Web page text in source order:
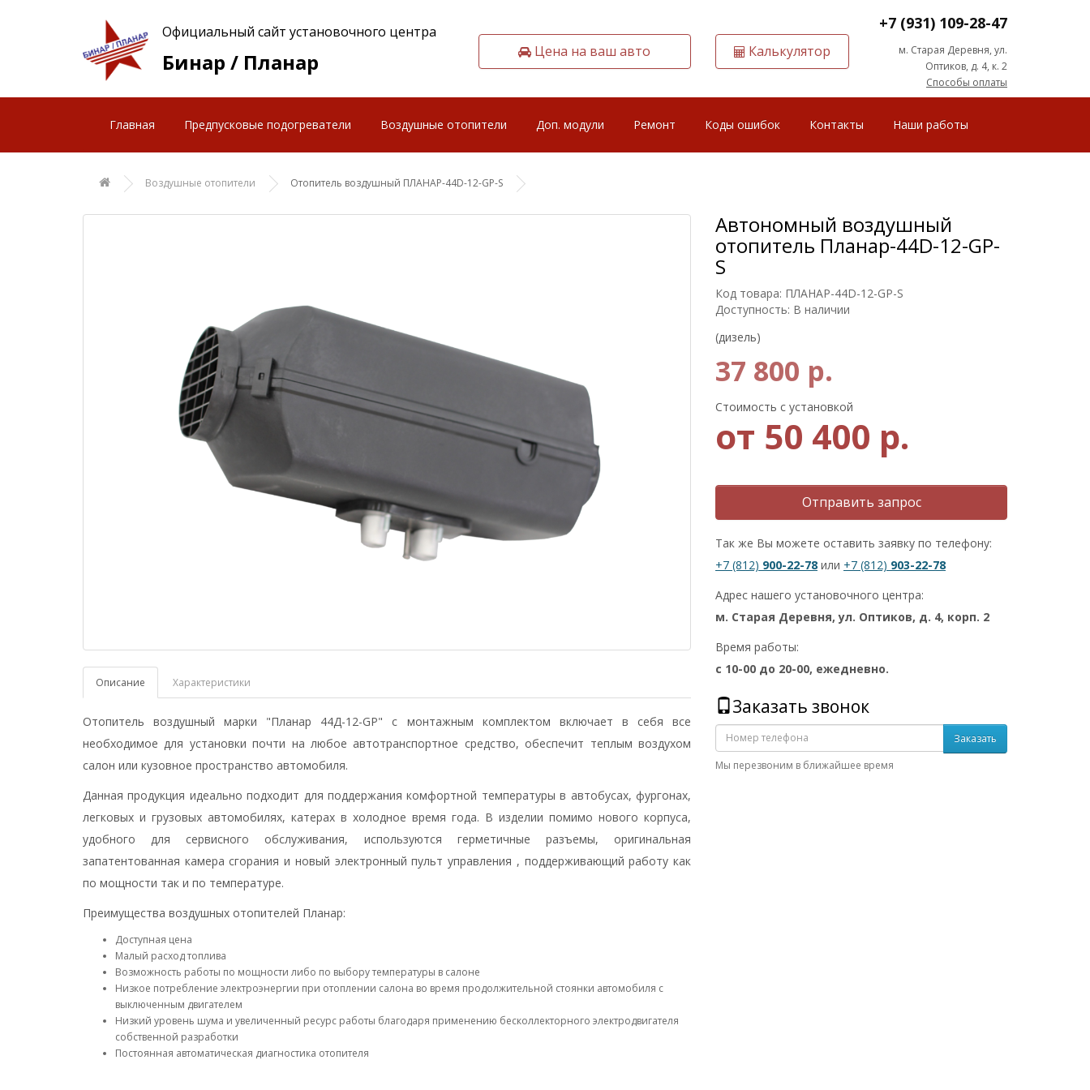
Официальный сайт установочного центра
Бинар / Планар Цена на ваш авто Калькулятор
+7 (931) 109-28-47
м. Старая Деревня, ул.
Оптиков, д. 4, к. 2
Способы оплаты
Главная Предпусковые подогреватели Воздушные отопители Доп. модули Ремонт Коды ошибок Контакты Наши работы
Воздушные отопители Отопитель воздушный ПЛАНАР-44D-12-GP-S
Описание Характеристики
Отопитель воздушный марки "Планар 44Д-12-GP" с монтажным комплектом включает в себя все
необходимое для установки почти на любое автотранспортное средство, обеспечит теплым воздухом
салон или кузовное пространство автомобиля.
Данная продукция идеально подходит для поддержания комфортной температуры в автобусах, фургонах,
легковых и грузовых автомобилях, катерах в холодное время года. В изделии помимо нового корпуса,
удобного для сервисного обслуживания, используются герметичные разъемы, оригинальная
запатентованная камера сгорания и новый электронный пульт управления , поддерживающий работу как
по мощности так и по температуре.
Преимущества воздушных отопителей Планар:
Доступная цена
Малый расход топлива
Возможность работы по мощности либо по выбору температуры в салоне
Низкое потребление электроэнергии при отоплении салона во время продолжительной стоянки автомобиля с
выключенным двигателем
Низкий уровень шума и увеличенный ресурс работы благодаря применению бесколлекторного электродвигателя
собственной разработки
Постоянная автоматическая диагностика отопителя
Автономный воздушный
отопитель Планар-44D-12-GP-
S
Код товара: ПЛАНАР-44D-12-GP-S
Доступность: В наличии
(дизель)
37 800 р.
Стоимость с установкой
от 50 400 р.
Отправить запрос
Так же Вы можете оставить заявку по телефону:
+7 (812) 900-22-78 или +7 (812) 903-22-78
Адрес нашего установочного центра:
м. Старая Деревня, ул. Оптиков, д. 4, корп. 2
Время работы:
с 10-00 до 20-00, ежедневно.
Заказать звонок
Заказать
Мы перезвоним в ближайшее время